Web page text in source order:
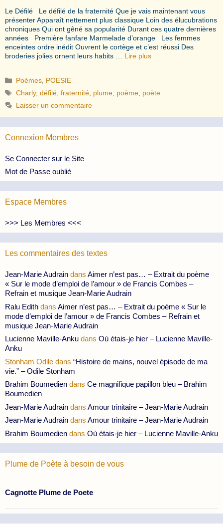
Le Défilé Le défilé de la fraternité Que je vais maintenant vous
présenter Apparaît nettement plus classique Loin des élucubrations
chroniques Qui ont gêné sa popularité Durant ces quatre dernières
années Première fanfare Marmelade d’orange Les femmes
enceintes ordre inédit Ouvrent le cortège et c’est réussi Des
broderies jolies ornent leurs habits … Lire plus
Catégories
Poèmes POESIE
Étiquettes
Charly,défilé ,fraternité plume poème poète
Laisser un commentaire
Connexion Membres
Se Connecter sur le Site
Mot de Passe oublié
Espace Membres
>>> Les Membres <<<
Les commentaires des textes
Jean-Marie Audrain dans Aimer n’est pas… – Extrait du poème
« Sur le mode d’emploi de l’amour » de Francis Combes –
Refrain et musique Jean-Marie Audrain
Ralu Edith dans Aimer n’est pas… – Extrait du poème « Sur le
mode d’emploi de l’amour » de Francis Combes – Refrain et
musique Jean-Marie Audrain
Lucienne Maville-Anku dans Où étais-je hier – Lucienne Maville-
Anku
Stonham Odile dans “Histoire de mains, nouvel épisode de ma
vie.” – Odile Stonham
Brahim Boumedien dans Ce magnifique papillon bleu – Brahim
Boumedien
Jean-Marie Audrain dans Amour trinitaire – Jean-Marie Audrain
Jean-Marie Audrain dans Amour trinitaire – Jean-Marie Audrain
Brahim Boumedien dans Où étais-je hier – Lucienne Maville-Anku
Plume de Poète à besoin de vous
Cagnotte Plume de Poete